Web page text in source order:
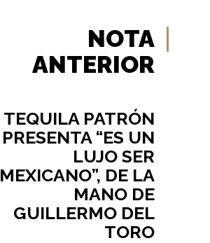
NOTA
ANTERIOR
TEQUILA PATRÓN
PRESENTA “ES UN
LUJO SER
MEXICANO”, DE LA
MANO DE
GUILLERMO DEL
TORO